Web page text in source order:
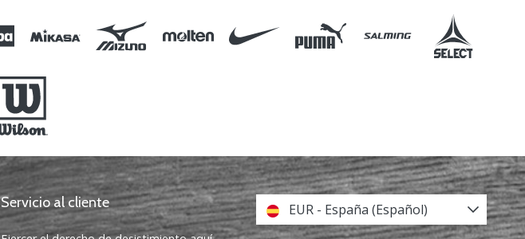
Servicio al cliente EUR - España (Español)